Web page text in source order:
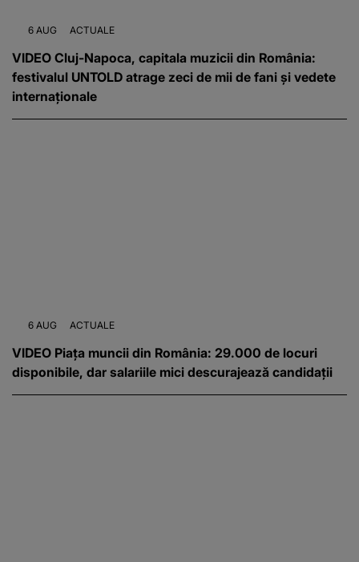
6 AUG ACTUALE
VIDEO Cluj-Napoca, capitala muzicii din România:
festivalul UNTOLD atrage zeci de mii de fani și vedete
internaționale
6 AUG ACTUALE
VIDEO Piața muncii din România: 29.000 de locuri
disponibile, dar salariile mici descurajează candidații